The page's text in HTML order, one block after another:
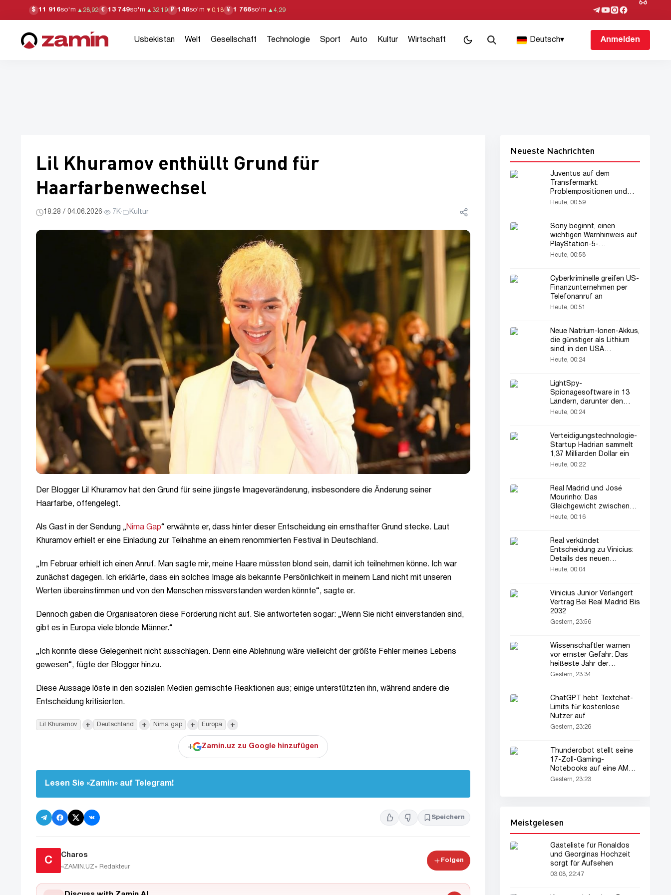
$ 11 916so'm ▲ 28,92 € 13 749so'm ▲ 32,19 ₽ 146so'm ▼ 0,18 ¥ 1 766so'm ▲ 4,29
Usbekistan Welt Gesellschaft Technologie Sport Auto Kultur Wirtschaft Deutsch▾ Anmelden
Lil Khuramov enthüllt Grund für
Haarfarbenwechsel
18:28 / 04.06.2026· 7K· Kultur
Der Blogger Lil Khuramov hat den Grund für seine jüngste Imageveränderung, insbesondere die Änderung seiner
Haarfarbe, offengelegt.
Als Gast in der Sendung „Nima Gap“ erwähnte er, dass hinter dieser Entscheidung ein ernsthafter Grund stecke. Laut
Khuramov erhielt er eine Einladung zur Teilnahme an einem renommierten Festival in Deutschland.
„Im Februar erhielt ich einen Anruf. Man sagte mir, meine Haare müssten blond sein, damit ich teilnehmen könne. Ich war
zunächst dagegen. Ich erklärte, dass ein solches Image als bekannte Persönlichkeit in meinem Land nicht mit unseren
Werten übereinstimmen und von den Menschen missverstanden werden könnte“, sagte er.
Dennoch gaben die Organisatoren diese Forderung nicht auf. Sie antworteten sogar: „Wenn Sie nicht einverstanden sind,
gibt es in Europa viele blonde Männer.“
„Ich konnte diese Gelegenheit nicht ausschlagen. Denn eine Ablehnung wäre vielleicht der größte Fehler meines Lebens
gewesen“, fügte der Blogger hinzu.
Diese Aussage löste in den sozialen Medien gemischte Reaktionen aus; einige unterstützten ihn, während andere die
Entscheidung kritisierten.
Lil Khuramov + Deutschland + Nima gap + Europa +
+ Zamin.uz zu Google hinzufügen
Lesen Sie «Zamin» auf Telegram!
Speichern
C
Charos
«ZAMIN.UZ» Redakteur
Folgen
Neueste Nachrichten
Juventus auf dem
Transfermarkt:
Problempositionen und
Kaderanalyse
Heute, 00:59
Sony beginnt, einen
wichtigen Warnhinweis auf
PlayStation-5-
Verpackungen zu drucken
Heute, 00:58
Cyberkriminelle greifen US-
Finanzunternehmen per
Telefonanruf an
Heute, 00:51
Neue Natrium-Ionen-Akkus,
die günstiger als Lithium
sind, in den USA
vorgestellt
Heute, 00:24
LightSpy-
Spionagesoftware in 13
Ländern, darunter den
USA, entdeckt
Heute, 00:24
Verteidigungstechnologie-
Startup Hadrian sammelt
1,37 Milliarden Dollar ein
Heute, 00:22
Real Madrid und José
Mourinho: Das
Gleichgewicht zwischen
Stars und Defensive
Heute, 00:16
Real verkündet
Entscheidung zu Vinicius:
Details des neuen
Vertrags...
Heute, 00:04
Vinicius Junior Verlängert
Vertrag Bei Real Madrid Bis
2032
Gestern, 23:56
Wissenschaftler warnen
vor ernster Gefahr: Das
heißeste Jahr der
Geschichte steht bevor
Gestern, 23:34
ChatGPT hebt Textchat-
Limits für kostenlose
Nutzer auf
Gestern, 23:26
Thunderobot stellt seine
17-Zoll-Gaming-
Notebooks auf eine AMD-
Plattform um
Gestern, 23:23
Meistgelesen
Gästeliste für Ronaldos
und Georginas Hochzeit
sorgt für Aufsehen
03.08, 22:47